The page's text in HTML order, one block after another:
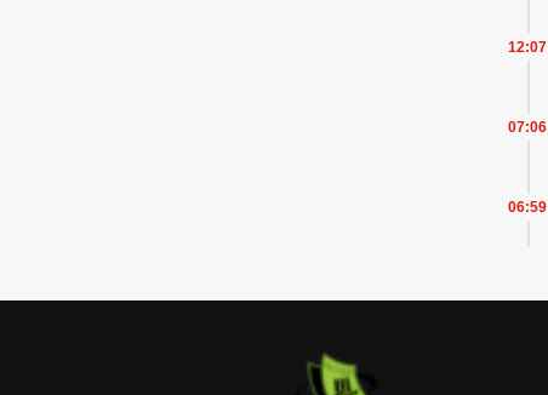
12:07
07:06
06:59